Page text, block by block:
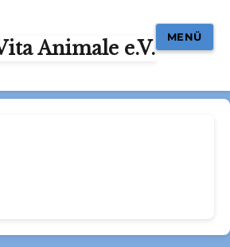
Animale e.V.
MENÜ